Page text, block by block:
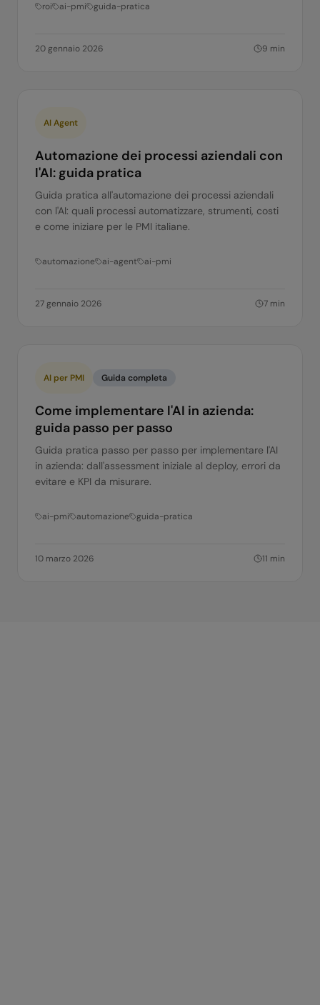
roi ai-pmi guida-pratica
20 gennaio 2026 9 min
AI Agent
Automazione dei processi aziendali con
l'AI: guida pratica
Guida pratica all'automazione dei processi aziendali
con l'AI: quali processi automatizzare, strumenti, costi
e come iniziare per le PMI italiane.
automazione ai-agent ai-pmi
27 gennaio 2026 7 min
AI per PMI Guida completa
Come implementare l'AI in azienda:
guida passo per passo
Guida pratica passo per passo per implementare l'AI
in azienda: dall'assessment iniziale al deploy, errori da
evitare e KPI da misurare.
ai-pmi automazione guida-pratica
10 marzo 2026 11 min